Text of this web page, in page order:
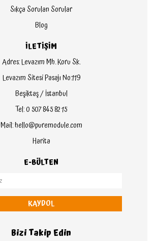
Sıkça Sorulan Sorular
Blog
İLETİŞİM
Adres: Levazım Mh. Koru Sk.
Levazım Sitesi Pasajı No:119
Beşiktaş / İstanbul
Tel: 0 507 845 82 15
Mail: hello@puremodule.com
Harita
E-BÜLTEN
KAYDOL
Bizi Takip Edin